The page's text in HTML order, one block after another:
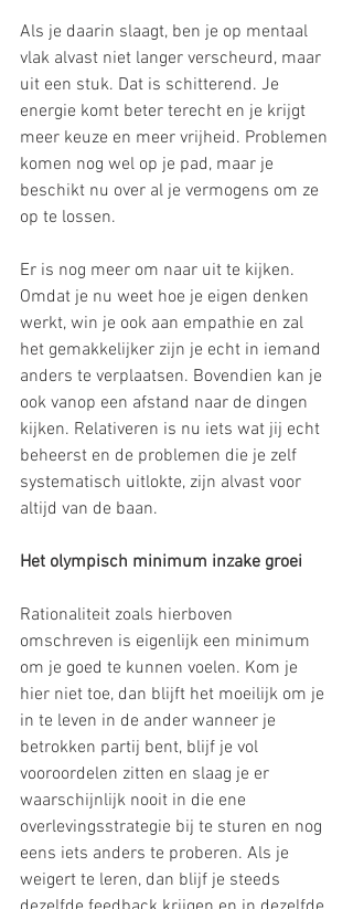
Als je daarin slaagt, ben je op mentaal
vlak alvast niet langer verscheurd, maar
uit een stuk. Dat is schitterend. Je
energie komt beter terecht en je krijgt
meer keuze en meer vrijheid. Problemen
komen nog wel op je pad, maar je
beschikt nu over al je vermogens om ze
op te lossen.
Er is nog meer om naar uit te kijken.
Omdat je nu weet hoe je eigen denken
werkt, win je ook aan empathie en zal
het gemakkelijker zijn je echt in iemand
anders te verplaatsen. Bovendien kan je
ook vanop een afstand naar de dingen
kijken. Relativeren is nu iets wat jij echt
beheerst en de problemen die je zelf
systematisch uitlokte, zijn alvast voor
altijd van de baan.
Het olympisch minimum inzake groei
Rationaliteit zoals hierboven
omschreven is eigenlijk een minimum
om je goed te kunnen voelen. Kom je
hier niet toe, dan blijft het moeilijk om je
in te leven in de ander wanneer je
betrokken partij bent, blijf je vol
vooroordelen zitten en slaag je er
waarschijnlijk nooit in die ene
overlevingsstrategie bij te sturen en nog
eens iets anders te proberen. Als je
weigert te leren, dan blijf je steeds